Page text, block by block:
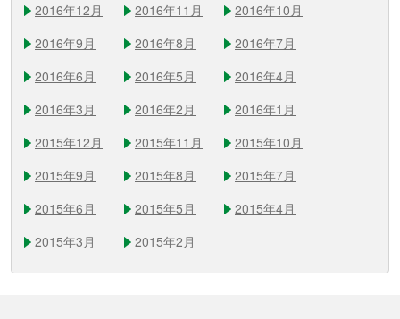
2016年12月
2016年11月
2016年10月
2016年9月
2016年8月
2016年7月
2016年6月
2016年5月
2016年4月
2016年3月
2016年2月
2016年1月
2015年12月
2015年11月
2015年10月
2015年9月
2015年8月
2015年7月
2015年6月
2015年5月
2015年4月
2015年3月
2015年2月